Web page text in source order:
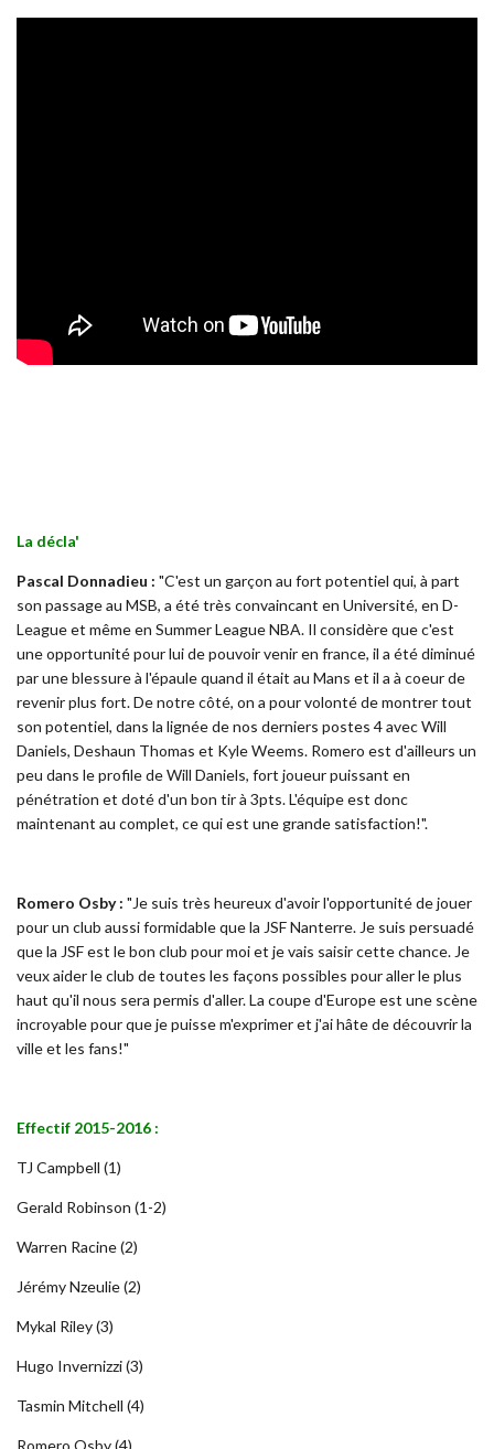
La décla'
Pascal Donnadieu : "C'est un garçon au fort potentiel qui, à part
son passage au MSB, a été très convaincant en Université, en D-
League et même en Summer League NBA. Il considère que c'est
une opportunité pour lui de pouvoir venir en france, il a été diminué
par une blessure à l'épaule quand il était au Mans et il a à coeur de
revenir plus fort. De notre côté, on a pour volonté de montrer tout
son potentiel, dans la lignée de nos derniers postes 4 avec Will
Daniels, Deshaun Thomas et Kyle Weems. Romero est d'ailleurs un
peu dans le profile de Will Daniels, fort joueur puissant en
pénétration et doté d'un bon tir à 3pts. L'équipe est donc
maintenant au complet, ce qui est une grande satisfaction!".
Romero Osby : "Je suis très heureux d'avoir l'opportunité de jouer
pour un club aussi formidable que la JSF Nanterre. Je suis persuadé
que la JSF est le bon club pour moi et je vais saisir cette chance. Je
veux aider le club de toutes les façons possibles pour aller le plus
haut qu'il nous sera permis d'aller. La coupe d'Europe est une scène
incroyable pour que je puisse m'exprimer et j'ai hâte de découvrir la
ville et les fans!"
Effectif 2015-2016 :
TJ Campbell (1)
Gerald Robinson (1-2)
Warren Racine (2)
Jérémy Nzeulie (2)
Mykal Riley (3)
Hugo Invernizzi (3)
Tasmin Mitchell (4)
Romero Osby (4)